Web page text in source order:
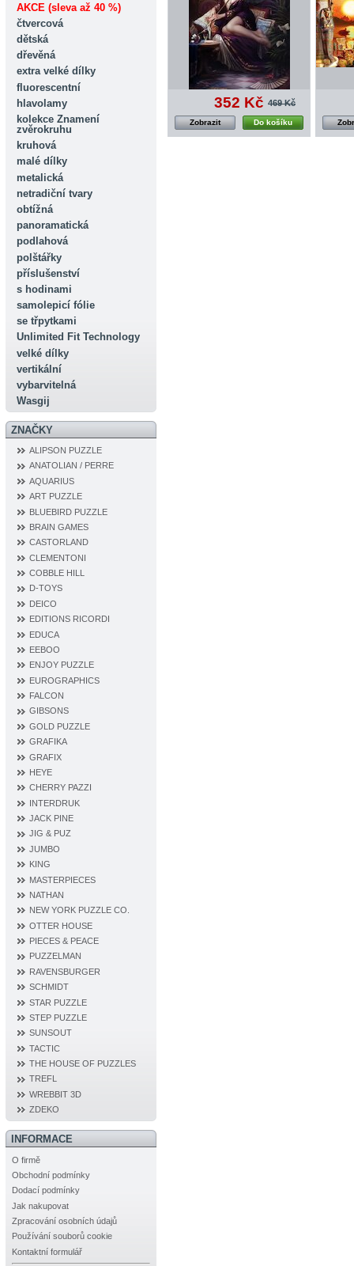
AKCE (sleva až 40 %)
čtvercová
dětská
dřevěná
extra velké dílky
fluorescentní
hlavolamy
kolekce Znamení
zvěrokruhu
kruhová
malé dílky
metalická
netradiční tvary
obtížná
panoramatická
podlahová
polštářky
příslušenství
s hodinami
samolepicí fólie
se třpytkami
Unlimited Fit Technology
velké dílky
vertikální
vybarvitelná
Wasgij
ZNAČKY
ALIPSON PUZZLE
ANATOLIAN / PERRE
AQUARIUS
ART PUZZLE
BLUEBIRD PUZZLE
BRAIN GAMES
CASTORLAND
CLEMENTONI
COBBLE HILL
D‐TOYS
DEICO
EDITIONS RICORDI
EDUCA
EEBOO
ENJOY PUZZLE
EUROGRAPHICS
FALCON
GIBSONS
GOLD PUZZLE
GRAFIKA
GRAFIX
HEYE
CHERRY PAZZI
INTERDRUK
JACK PINE
JIG & PUZ
JUMBO
KING
MASTERPIECES
NATHAN
NEW YORK PUZZLE CO.
OTTER HOUSE
PIECES & PEACE
PUZZELMAN
RAVENSBURGER
SCHMIDT
STAR PUZZLE
STEP PUZZLE
SUNSOUT
TACTIC
THE HOUSE OF PUZZLES
TREFL
WREBBIT 3D
ZDEKO
INFORMACE
O firmě
Obchodní podmínky
Dodací podmínky
Jak nakupovat
Zpracování osobních údajů
Používání souborů cookie
Kontaktní formulář
352 Kč 469 Kč
Do košíku
Zobrazit